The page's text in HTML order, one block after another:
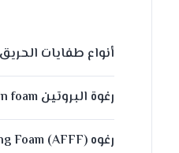
أنواع طفايات
رغوة البروتين Protein foam
رغوه (Aqueous Film Forming Foam (AFFF